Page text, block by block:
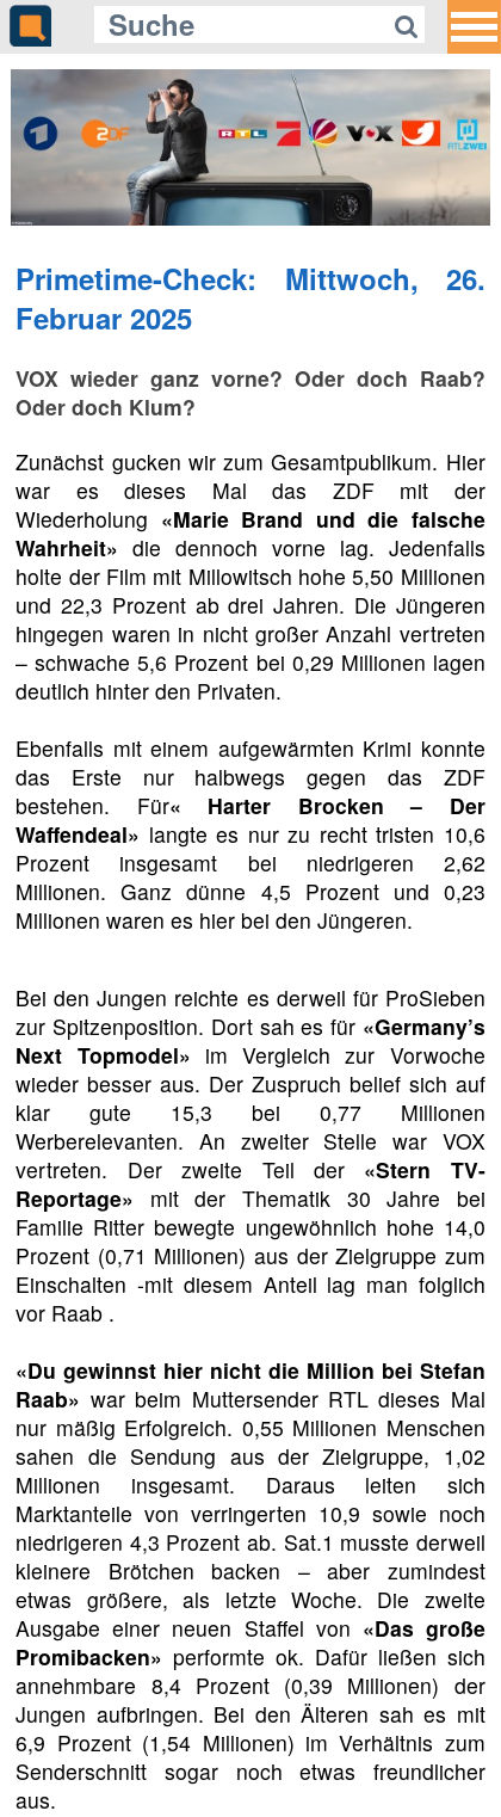
Primetime-Check: Mittwoch, 26.
Februar 2025
VOX wieder ganz vorne? Oder doch Raab?
Oder doch Klum?
Zunächst gucken wir zum Gesamtpublikum. Hier
war es dieses Mal das ZDF mit der
Wiederholung «Marie Brand und die falsche
Wahrheit» die dennoch vorne lag. Jedenfalls
holte der Film mit Millowitsch hohe 5,50 Millionen
und 22,3 Prozent ab drei Jahren. Die Jüngeren
hingegen waren in nicht großer Anzahl vertreten
– schwache 5,6 Prozent bei 0,29 Millionen lagen
deutlich hinter den Privaten.
Ebenfalls mit einem aufgewärmten Krimi konnte
das Erste nur halbwegs gegen das ZDF
bestehen. Für« Harter Brocken – Der
Waffendeal» langte es nur zu recht tristen 10,6
Prozent insgesamt bei niedrigeren 2,62
Millionen. Ganz dünne 4,5 Prozent und 0,23
Millionen waren es hier bei den Jüngeren.
Bei den Jungen reichte es derweil für ProSieben
zur Spitzenposition. Dort sah es für «Germany’s
Next Topmodel» im Vergleich zur Vorwoche
wieder besser aus. Der Zuspruch belief sich auf
klar gute 15,3 bei 0,77 Millionen
Werberelevanten. An zweiter Stelle war VOX
vertreten. Der zweite Teil der «Stern TV-
Reportage» mit der Thematik 30 Jahre bei
Familie Ritter bewegte ungewöhnlich hohe 14,0
Prozent (0,71 Millionen) aus der Zielgruppe zum
Einschalten -mit diesem Anteil lag man folglich
vor Raab .
«Du gewinnst hier nicht die Million bei Stefan
Raab» war beim Muttersender RTL dieses Mal
nur mäßig Erfolgreich. 0,55 Millionen Menschen
sahen die Sendung aus der Zielgruppe, 1,02
Millionen insgesamt. Daraus leiten sich
Marktanteile von verringerten 10,9 sowie noch
niedrigeren 4,3 Prozent ab. Sat.1 musste derweil
kleinere Brötchen backen – aber zumindest
etwas größere, als letzte Woche. Die zweite
Ausgabe einer neuen Staffel von «Das große
Promibacken» performte ok. Dafür ließen sich
annehmbare 8,4 Prozent (0,39 Millionen) der
Jungen aufbringen. Bei den Älteren sah es mit
6,9 Prozent (1,54 Millionen) im Verhältnis zum
Senderschnitt sogar noch etwas freundlicher
aus.